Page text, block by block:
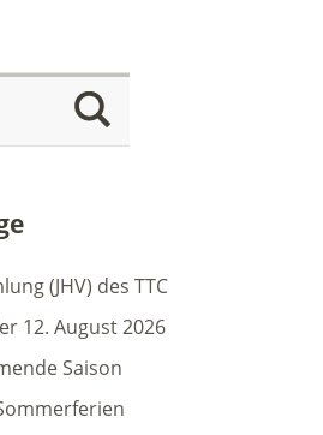
(JHV) des TTC
12. August 2026
Saison